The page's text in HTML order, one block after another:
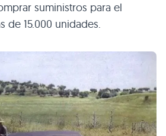
suministros para el
de 15.000 unidades.